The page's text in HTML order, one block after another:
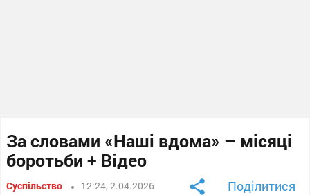
За словами «Наші вдома» – місяці
боротьби + Відео
Суспільство 12:24, 2.04.2026 Поділитися